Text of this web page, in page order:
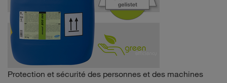
Protection et sécurité des personnes et des machines